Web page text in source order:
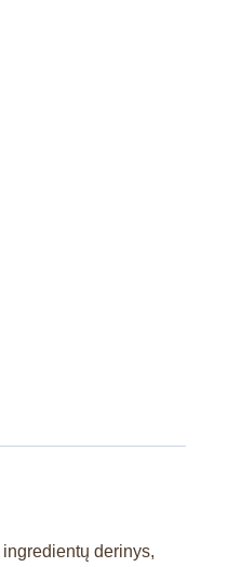
derinys,